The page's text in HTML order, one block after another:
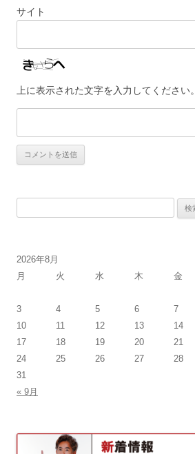
サイト
上に表示された文字を入力してください。
2026年8月
月
火 水 木 金
3
4 5 6 7
10
11 12 13 14
17
18 19 20 21
24
25 26 27 28
31
« 9月